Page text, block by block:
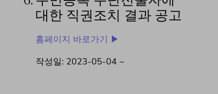
대한 직권조치 결과 공고
홈페이지 바로가기 ▶
작성일: 2023-05-04 ~